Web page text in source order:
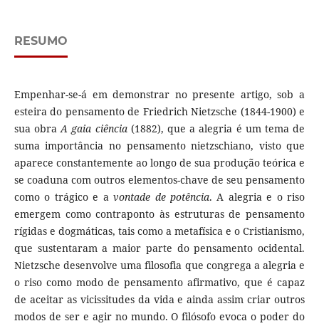
RESUMO
Empenhar-se-á em demonstrar no presente artigo, sob a
esteira do pensamento de Friedrich Nietzsche (1844-1900) e
sua obraA gaia ciência(1882), que a alegria é um tema de
suma importância no pensamento nietzschiano, visto que
aparece constantemente ao longo de sua produção teórica e
se coaduna com outros elementos-chave de seu pensamento
como o trágico e avontade de potência. A alegria e o riso
emergem como contraponto às estruturas de pensamento
rígidas e dogmáticas, tais como a metafísica e o Cristianismo,
que sustentaram a maior parte do pensamento ocidental.
Nietzsche desenvolve uma filosofia que congrega a alegria e
o riso como modo de pensamento afirmativo, que é capaz
de aceitar as vicissitudes da vida e ainda assim criar outros
modos de ser e agir no mundo. O filósofo evoca o poder do